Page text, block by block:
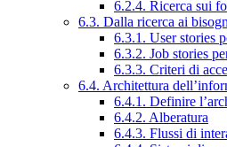
6.2.4. Ricerca sui
6.3. Dalla ricerca ai
6.3.1. User stories
6.3.2. Job stories
6.3.3. Criteri di
6.4. Architettura
6.4.1. Definire
6.4.2. Alberatura
6.4.3. Flussi di